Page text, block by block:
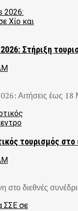
Στήριξη
Αιτήσεις έως 18
τουρισμός στο
στο διεθνές